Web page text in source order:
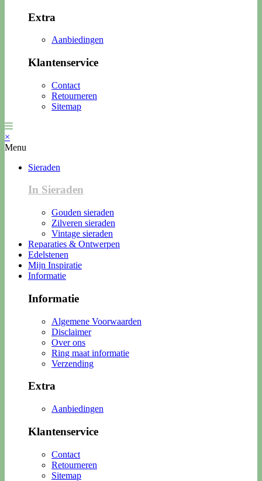
Extra
Aanbiedingen
Klantenservice
Contact
Retourneren
Sitemap
×
Menu
Sieraden
In Sieraden
Gouden sieraden
Zilveren sieraden
Vintage sieraden
Reparaties & Ontwerpen
Edelstenen
Mijn Inspiratie
Informatie
Informatie
Algemene Voorwaarden
Disclaimer
Over ons
Ring maat informatie
Verzending
Extra
Aanbiedingen
Klantenservice
Contact
Retourneren
Sitemap